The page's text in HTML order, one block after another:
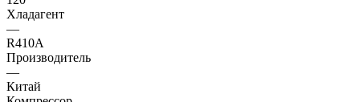
Хладагент
—
R410A
Производитель
—
Китай